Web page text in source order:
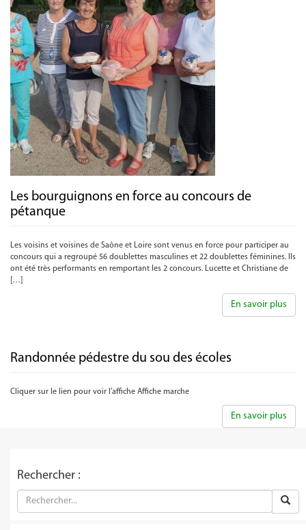
Les bourguignons en force au concours de
pétanque
Les voisins et voisines de Saône et Loire sont venus en force pour participer au
concours qui a regroupé 56 doublettes masculines et 22 doublettes féminines. Ils
ont été très performants en remportant les 2 concours. Lucette et Christiane de
[…]
En savoir plus
Randonnée pédestre du sou des écoles
Cliquer sur le lien pour voir l’affiche Affiche marche
En savoir plus
Rechercher :